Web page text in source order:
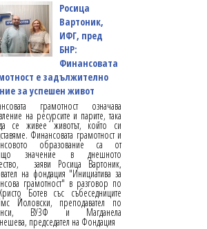
Росица
Вартоник,
ИФГ, пред
БНР:
Финансовата
е задължително
за успешен живот
грамотност означава
на ресурсите и парите, така
се живее животът, който си
Финансовата грамотност и
образование са от
значение в днешното
заяви Росица Вартоник,
на фондация "Инициатива за
грамотност" в разговор по
Ботев със събеседниците
Йоловски, преподавател по
ВУЗФ и Магданела
председател на Фондация